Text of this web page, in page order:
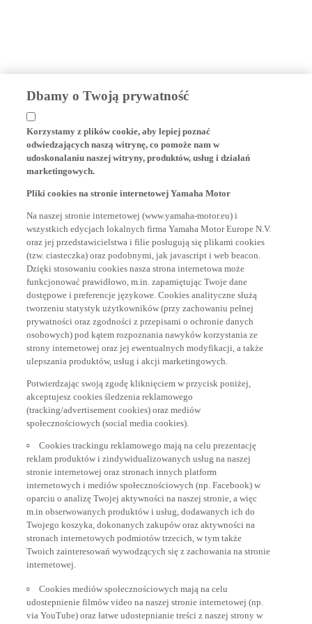
Dbamy o Twoją prywatność
Korzystamy z plików cookie, aby lepiej poznać
odwiedzających naszą witrynę, co pomoże nam w
udoskonalaniu naszej witryny, produktów, usług i działań
marketingowych.
Pliki cookies na stronie internetowej Yamaha Motor
Na naszej stronie internetowej (www.yamaha-motor.eu) i
wszystkich edycjach lokalnych firma Yamaha Motor Europe N.V.
oraz jej przedstawicielstwa i filie posługują się plikami cookies
(tzw. ciasteczka) oraz podobnymi, jak javascript i web beacon.
Dzięki stosowaniu cookies nasza strona internetowa może
funkcjonować prawidłowo, m.in. zapamiętując Twoje dane
dostępowe i preferencje językowe. Cookies analityczne służą
tworzeniu statystyk użytkowników (przy zachowaniu pełnej
prywatności oraz zgodności z przepisami o ochronie danych
osobowych) pod kątem rozpoznania nawyków korzystania ze
strony internetowej oraz jej ewentualnych modyfikacji, a także
ulepszania produktów, usług i akcji marketingowych.
Potwierdzając swoją zgodę kliknięciem w przycisk poniżej,
akceptujesz cookies śledzenia reklamowego
(tracking/advertisement cookies) oraz mediów
społecznościowych (social media cookies).
Cookies trackingu reklamowego mają na celu prezentację
reklam produktów i zindywidualizowanych usług na naszej
stronie internetowej oraz stronach innych platform
internetowych i mediów społecznościowych (np. Facebook) w
oparciu o analizę Twojej aktywności na naszej stronie, a więc
m.in obserwowanych produktów i usług, dodawanych ich do
Twojego koszyka, dokonanych zakupów oraz aktywności na
stronach internetowych podmiotów trzecich, w tym także
Twoich zainteresowań wywodzących się z zachowania na stronie
internetowej.
Cookies mediów społecznościowych mają na celu
udostepnienie filmów video na naszej stronie internetowej (np.
via YouTube) oraz łatwe udostepnianie treści z naszej strony w